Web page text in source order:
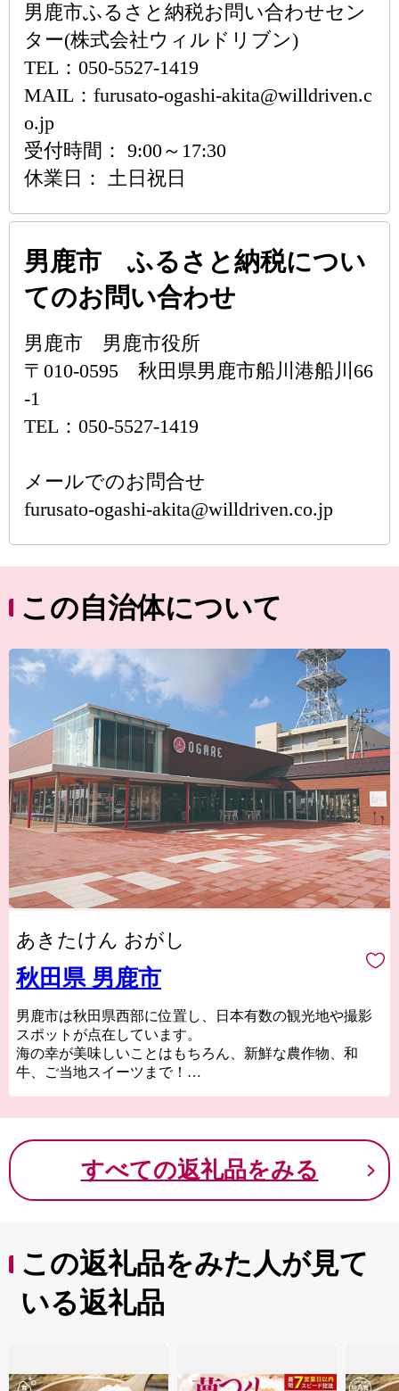
男鹿市ふるさと納税お問い合わせセン
ター(株式会社ウィルドリブン)
TEL：050-5527-1419
MAIL：furusato-ogashi-akita@willdriven.c
o.jp
受付時間： 9:00～17:30
休業日： 土日祝日
男鹿市 ふるさと納税につい
てのお問い合わせ
男鹿市 男鹿市役所
〒010-0595 秋田県男鹿市船川港船川66
-1
TEL：050-5527-1419
メールでのお問合せ
furusato-ogashi-akita@willdriven.co.jp
この自治体について
あきたけん おがし
秋田県 男鹿市
男鹿市は秋田県西部に位置し、日本有数の観光地や撮影
スポットが点在しています。
海の幸が美味しいことはもちろん、新鮮な農作物、和
牛、ご当地スイーツまで！
すべての返礼品をみる
この返礼品をみた人が見て
いる返礼品